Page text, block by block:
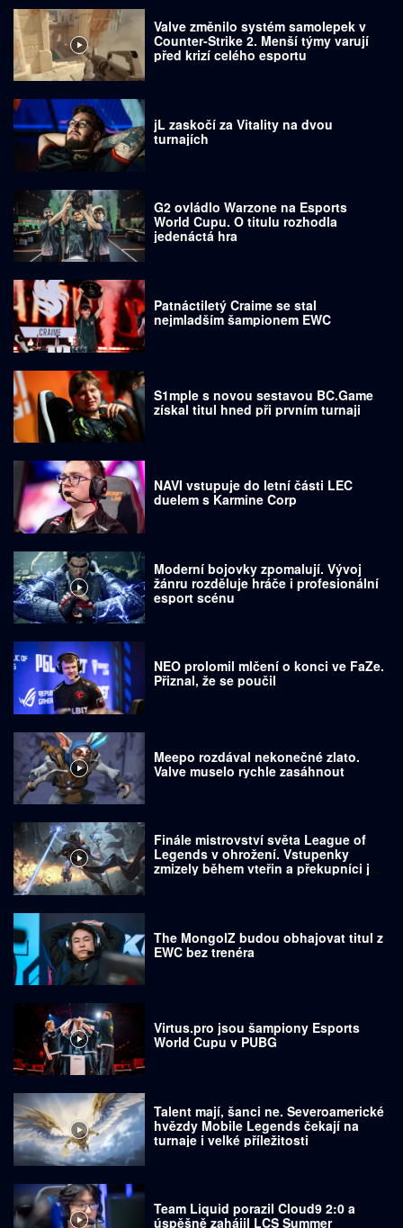
Valve změnilo systém samolepek v
Counter-Strike 2. Menší týmy varují
před krizí celého esportu
jL zaskočí za Vitality na dvou
turnajích
G2 ovládlo Warzone na Esports
World Cupu. O titulu rozhodla
jedenáctá hra
Patnáctiletý Craime se stal
nejmladším šampionem EWC
S1mple s novou sestavou BC.Game
získal titul hned při prvním turnaji
NAVI vstupuje do letní části LEC
duelem s Karmine Corp
Moderní bojovky zpomalují. Vývoj
žánru rozděluje hráče i profesionální
esport scénu
NEO prolomil mlčení o konci ve FaZe.
Přiznal, že se poučil
Meepo rozdával nekonečné zlato.
Valve muselo rychle zasáhnout
Finále mistrovství světa League of
Legends v ohrožení. Vstupenky
zmizely během vteřin a překupníci je
The MongolZ budou obhajovat titul z
EWC bez trenéra
Virtus.pro jsou šampiony Esports
World Cupu v PUBG
Talent mají, šanci ne. Severoamerické
hvězdy Mobile Legends čekají na
turnaje i velké příležitosti
Team Liquid porazil Cloud9 2:0 a
úspěšně zahájil LCS Summer